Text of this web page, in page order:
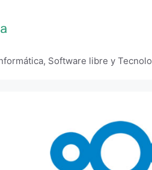
Software libre y